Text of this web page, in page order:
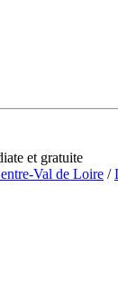
et gratuite
Val de Loire /